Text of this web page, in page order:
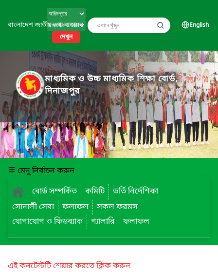
বাংলাদেশ জাতীয় তথ্য বাতায়ন
দেখুন
English
মাধ্যমিক ও উচ্চ মাধ্যমিক শিক্ষা বোর্ড,
দিনাজপুর
মেনু নির্বাচন করুন
বোর্ড সম্পর্কিত
কমিটি
ভর্তি নির্দেশিকা
সোনালী সেবা
ফলাফল
সকল ফরমস
যোগাযোগ ও ফিডব্যাক
গ্যালারি ফলাফল
এই কনটেন্টটি শেয়ার করতে ক্লিক করুন